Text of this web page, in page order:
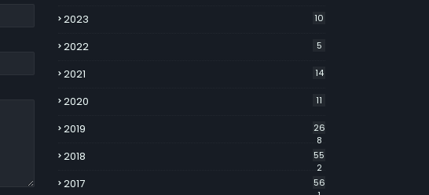
2023 10
2022 5
2021 14
2020 11
2019
26
8
2018
55
2
2017
56